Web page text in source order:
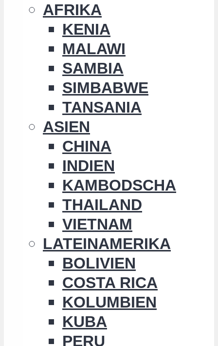
AFRIKA
KENIA
MALAWI
SAMBIA
SIMBABWE
TANSANIA
ASIEN
CHINA
INDIEN
KAMBODSCHA
THAILAND
VIETNAM
LATEINAMERIKA
BOLIVIEN
COSTA RICA
KOLUMBIEN
KUBA
PERU